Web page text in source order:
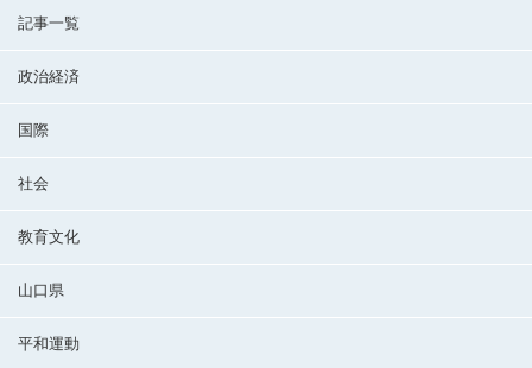
記事一覧
政治経済
国際
社会
教育文化
山口県
平和運動